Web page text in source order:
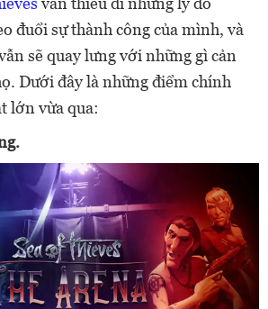
đuổi sự thành công của mình, và
sẽ quay lưng với những gì cản
Dưới đây là những điểm chính
lớn vừa qua: